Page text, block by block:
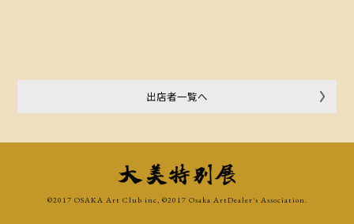
出店者一覧へ
©2017 OSAKA Art Club inc, ©2017 Osaka ArtDealer's Association.